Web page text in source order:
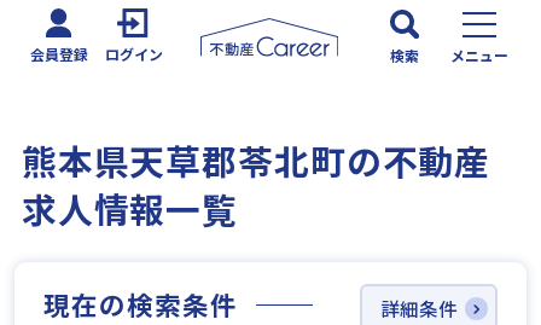
会員登録 ログイン 検索 メニュー
熊本県天草郡苓北町の不動産
求人情報一覧
現在の検索条件 詳細条件